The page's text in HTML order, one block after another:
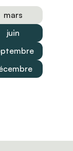
mars
juin